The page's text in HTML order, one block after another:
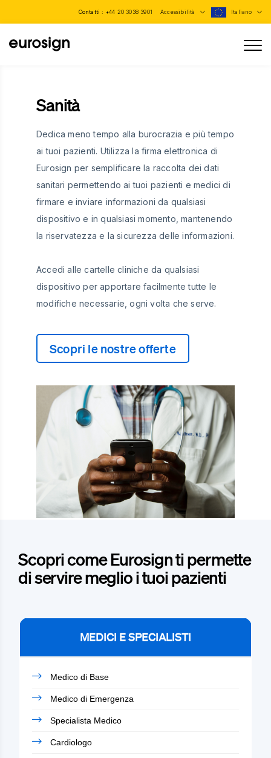
Contatti : +44 20 3038 3901 Accessibilità Italiano
Sanità
Dedica meno tempo alla burocrazia e più tempo
ai tuoi pazienti. Utilizza la firma elettronica di
Eurosign per semplificare la raccolta dei dati
sanitari permettendo ai tuoi pazienti e medici di
firmare e inviare informazioni da qualsiasi
dispositivo e in qualsiasi momento, mantenendo
la riservatezza e la sicurezza delle informazioni.
Accedi alle cartelle cliniche da qualsiasi
dispositivo per apportare facilmente tutte le
modifiche necessarie, ogni volta che serve.
Scopri le nostre offerte
Scopri come Eurosign ti permette
di servire meglio i tuoi pazienti
MEDICI E SPECIALISTI
Medico di Base
Medico di Emergenza
Specialista Medico
Cardiologo